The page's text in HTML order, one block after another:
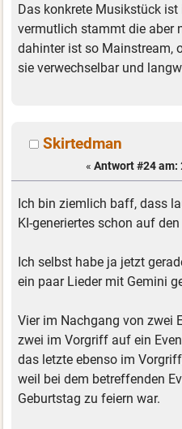
Das konkrete Musikstück ist
vermutlich stammt die aber
dahinter ist so Mainstream,
sie verwechselbar und
Skirtedman
« Antwort #24 am:
Ich bin ziemlich baff, dass
KI-generiertes schon auf
Ich selbst habe ja jetzt
ein paar Lieder mit Gemini
Vier im Nachgang von zwei
zwei im Vorgriff auf ein
das letzte ebenso im
weil bei dem betreffenden
Geburtstag zu feiern war.